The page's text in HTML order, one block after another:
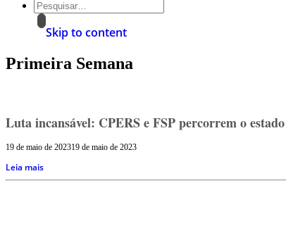
Skip to content
Primeira Semana
Luta incansável: CPERS e FSP percorrem o
19 de maio de 202319 de maio de 2023
Leia mais